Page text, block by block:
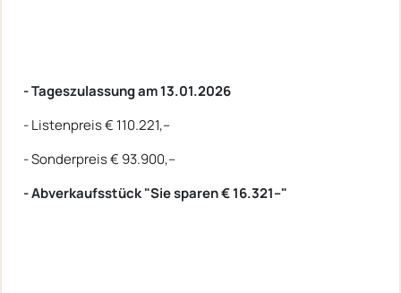
- Tageszulassung am 13.01.2026
- Listenpreis € 110.221,--
- Sonderpreis € 93.900,--
- Abverkaufsstück "Sie sparen € 16.321--"